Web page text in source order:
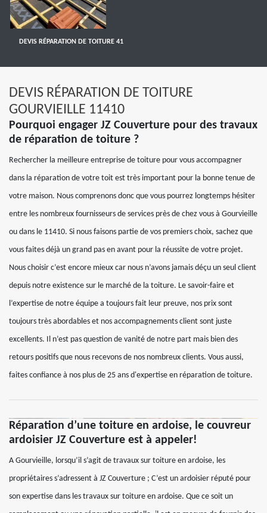
DEVIS RÉPARATION DE TOITURE 41
DEVIS RÉPARATION DE TOITURE
GOURVIEILLE 11410
Pourquoi engager JZ Couverture pour des travaux
de réparation de toiture ?
Rechercher la meilleure entreprise de toiture pour vous accompagner
dans la réparation de votre toit est très important pour la bonne tenue de
votre maison. Nous comprenons donc que vous pourrez longtemps hésiter
entre les nombreux fournisseurs de services près de chez vous à Gourvieille
ou dans le 11410. Si nous faisons partie de vos premiers choix, sachez que
vous faites déjà un grand pas en avant pour la réussite de votre projet.
Nous choisir c’est encore mieux car nous n’avons jamais déçu un seul client
depuis notre existence sur le marché de la toiture. Le savoir-faire et
l’expertise de notre équipe a toujours fait leur preuve, nos prix sont
toujours très abordables et nos accompagnements client sont juste
excellents. Il n’est pas question de vanité de notre part mais bien des
retours positifs que nous recevons de nos nombreux clients. Vous aussi,
faites confiance à nos plus de 25 ans d'expertise en réparation de toiture.
Réparation d’une toiture en ardoise, le couvreur
ardoisier JZ Couverture est à appeler!
A Gourvieille, lorsqu’il s’agit de travaux sur toiture en ardoise, les
propriétaires s’adressent à JZ Couverture ; C’est un ardoisier réputé pour
son expertise dans les travaux sur toiture en ardoise. Que ce soit un